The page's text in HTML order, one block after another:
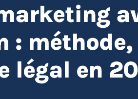
:
légal en